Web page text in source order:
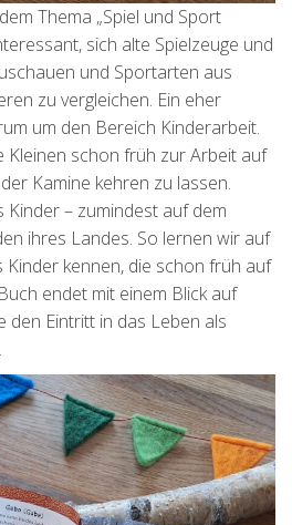
Thema „Spiel und Sport
sich alte Spielzeuge und
und Sportarten aus
zu vergleichen. Ein eher
um den Bereich Kinderarbeit.
Kleinen schon früh zur Arbeit auf
Kamine kehren zu lassen.
– zumindest auf dem
ihres Landes. So lernen wir auf
kennen, die schon früh auf
endet mit einem Blick auf
den Eintritt in das Leben als